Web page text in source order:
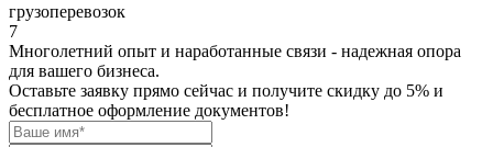
грузоперевозок
7
Многолетний опыт и наработанные связи - надежная опора
для вашего бизнеса.
Оставьте заявку прямо сейчас и получите скидку до 5% и
бесплатное оформление документов!